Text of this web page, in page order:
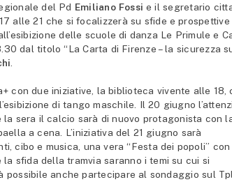
del Pd Emiliano Fossi e il segretario
alle 21 che si focalizzerà su sfide e prospettive
delle scuole di danza Le Primule e
dal titolo “La Carta di Firenze – la sicurezza
.
con due iniziative, la biblioteca vivente alle 18,
di tango maschile. Il 20 giugno
sera il calcio sarà di nuovo protagonista con
a cena. L’iniziativa del 21 giugno sarà
cibo e musica, una vera “Festa dei popoli” con
sfida della tramvia saranno i temi su cui si
anche partecipare al sondaggio sul